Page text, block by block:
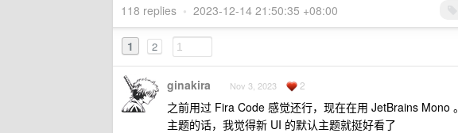
118 replies • 2023-12-14 21:50:35 +08:00
1 2
ginakira Nov 3, 2023 2
之前用过 Fira Code 感觉还行，现在在用 JetBrains Mono 。
主题的话，我觉得新 UI 的默认主题就挺好看了